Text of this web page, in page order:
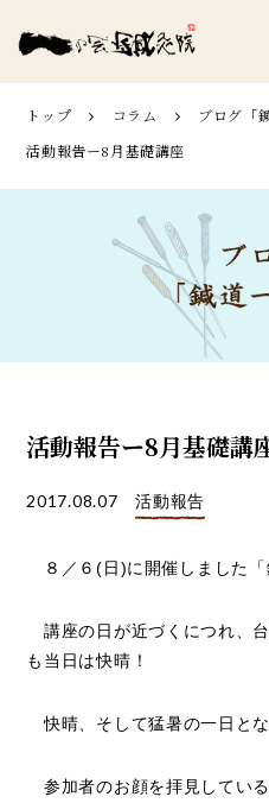
トップ コラム
ブログ「
活動報告ー8月基礎講座
活動報告ー8月基礎講
2017.08.07 活動報告
８／６(日)に開催しました
講座の日が近づくにつれ、
も当日は快晴！
快晴、そして猛暑の一日とな
参加者のお顔を拝見してい